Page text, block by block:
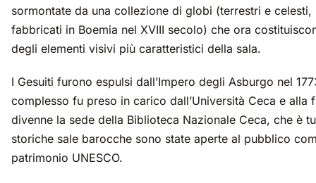
sormontate da una collezione di globi (terrestri e celesti,
fabbricati in Boemia nel XVIII secolo) che ora
degli elementi visivi più caratteristici della sala.
I Gesuiti furono espulsi dall’Impero degli Asburgo nel
complesso fu preso in carico dall’Università Ceca e alla
divenne la sede della Biblioteca Nazionale Ceca, che è
storiche sale barocche sono state aperte al pubblico
patrimonio UNESCO.